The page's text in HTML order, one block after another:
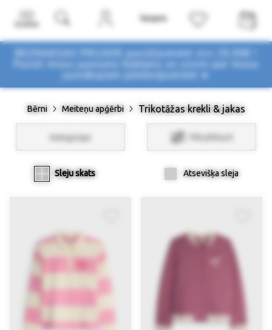
BEZMAKSAS PIEGĀDE pasūtījumiem virs 29,90€ !
Pasūti mūsu jaunumu biļetenu un uzzini par mūsu
Bērni Meiteņu apģērbi Trikotāžas krekli & jakas
Kategorijas Filtri/Atlasīt
Sleju skats Atsevišķa sleja